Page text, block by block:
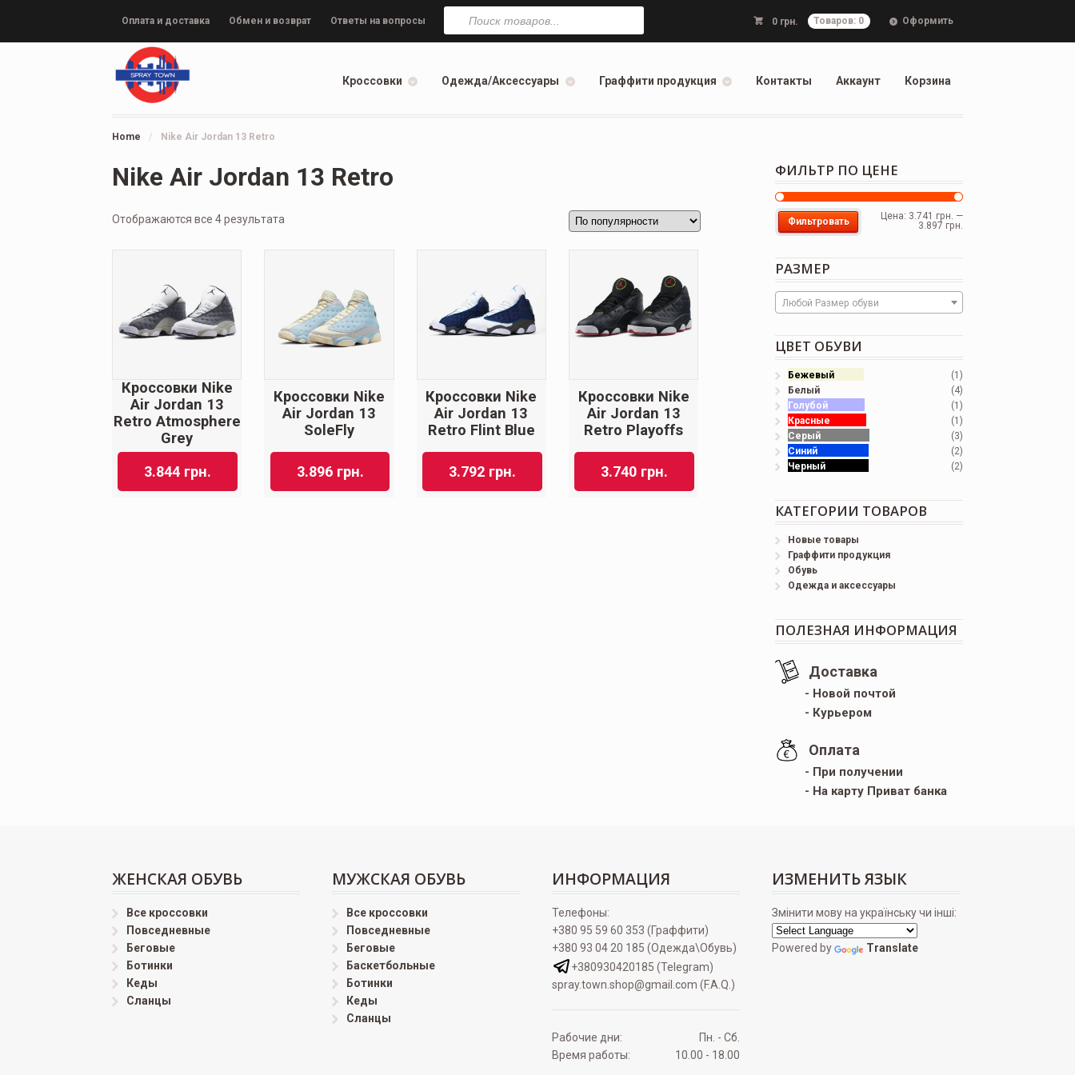
Оплата и доставка Обмен и возврат Ответы на вопросы 0 грн. Товаров: 0 Оформить
Поиск
товаров
Кроссовки Одежда/Аксессуары Граффити продукция Контакты Аккаунт Корзина
Home / Nike Air Jordan 13 Retro
Nike Air Jordan 13 Retro
Отображаются все 4 результата
Кроссовки Nike
Air Jordan 13
Retro Atmosphere
Grey
3.844 грн.
Кроссовки Nike
Air Jordan 13
SoleFly
3.896 грн.
Кроссовки Nike
Air Jordan 13
Retro Flint Blue
3.792 грн.
Кроссовки Nike
Air Jordan 13
Retro Playoffs
3.740 грн.
ФИЛЬТР ПО ЦЕНЕ
Фильтровать Цена: 3.741 грн. —
3.897 грн.
РАЗМЕР
Любой Размер обуви
ЦВЕТ ОБУВИ
Бежевый
(1)
Белый
(4)
Голубой
(1)
Красные
(1)
Серый
(3)
Синий
(2)
Черный
(2)
КАТЕГОРИИ ТОВАРОВ
Новые товары
Граффити продукция
Обувь
Одежда и аксессуары
ПОЛЕЗНАЯ ИНФОРМАЦИЯ
Доставка
- Новой почтой
- Курьером
Оплата
- При получении
- На карту Приват банка
ЖЕНСКАЯ ОБУВЬ
Все кроссовки
Повседневные
Беговые
Ботинки
Кеды
Сланцы
МУЖСКАЯ ОБУВЬ
Все кроссовки
Повседневные
Беговые
Баскетбольные
Ботинки
Кеды
Сланцы
ИНФОРМАЦИЯ
Телефоны:
+380 95 59 60 353 (Граффити)
+380 93 04 20 185 (Одежда\Обувь)
+380930420185 (Telegram)
spray.town.shop@gmail.com (F.A.Q.)
Рабочие дни:
Пн. - Сб.
Время работы:
10.00 - 18.00
ИЗМЕНИТЬ ЯЗЫК
Змінити мову на українську чи інші:
Powered by Translate